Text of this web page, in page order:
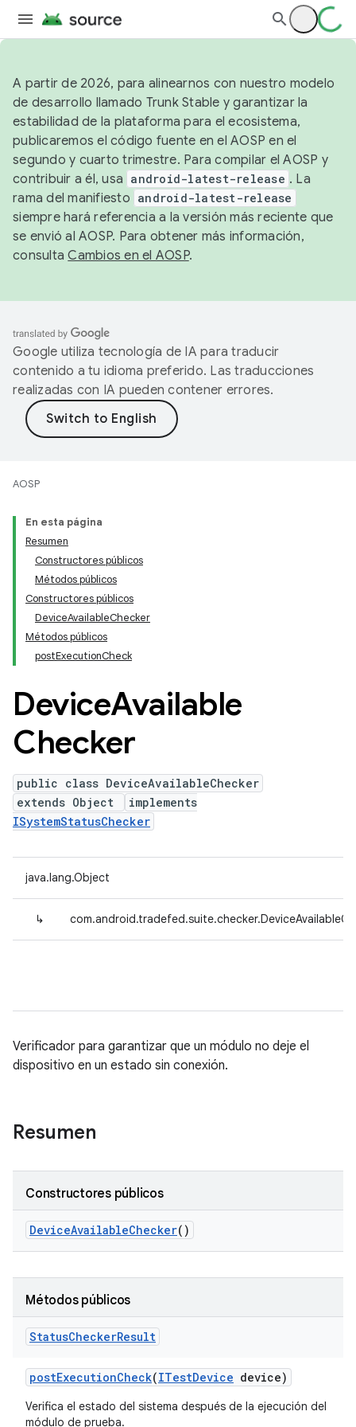
A partir de 2026, para alinearnos con nuestro modelo
de desarrollo llamado Trunk Stable y garantizar la
estabilidad de la plataforma para el ecosistema,
publicaremos el código fuente en el AOSP en el
segundo y cuarto trimestre. Para compilar el AOSP y
contribuir a él, usa android-latest-release . La
rama del manifiesto android-latest-release
siempre hará referencia a la versión más reciente que
se envió al AOSP. Para obtener más información,
consultaCambios en el AOSP.
Google utiliza tecnología de IA para traducir
contenido a tu idioma preferido. Las traducciones
realizadas con IA pueden contener errores.
AOSP
En esta página
Resumen
Constructores públicos
Métodos públicos
Constructores públicos
DeviceAvailableChecker
Métodos públicos
postExecutionCheck
DeviceAvailable
Checker
public class DeviceAvailableChecker
extends Object
implements
ISystemStatusChecker
java.lang.Object
↳
Verificador para garantizar que un módulo no deje el
dispositivo en un estado sin conexión.
Resumen
Constructores públicos
DeviceAvailableChecker()
Métodos públicos
StatusCheckerResult
postExecutionCheck(ITestDevice device)
Verifica el estado del sistema después de la ejecución del
módulo de prueba.